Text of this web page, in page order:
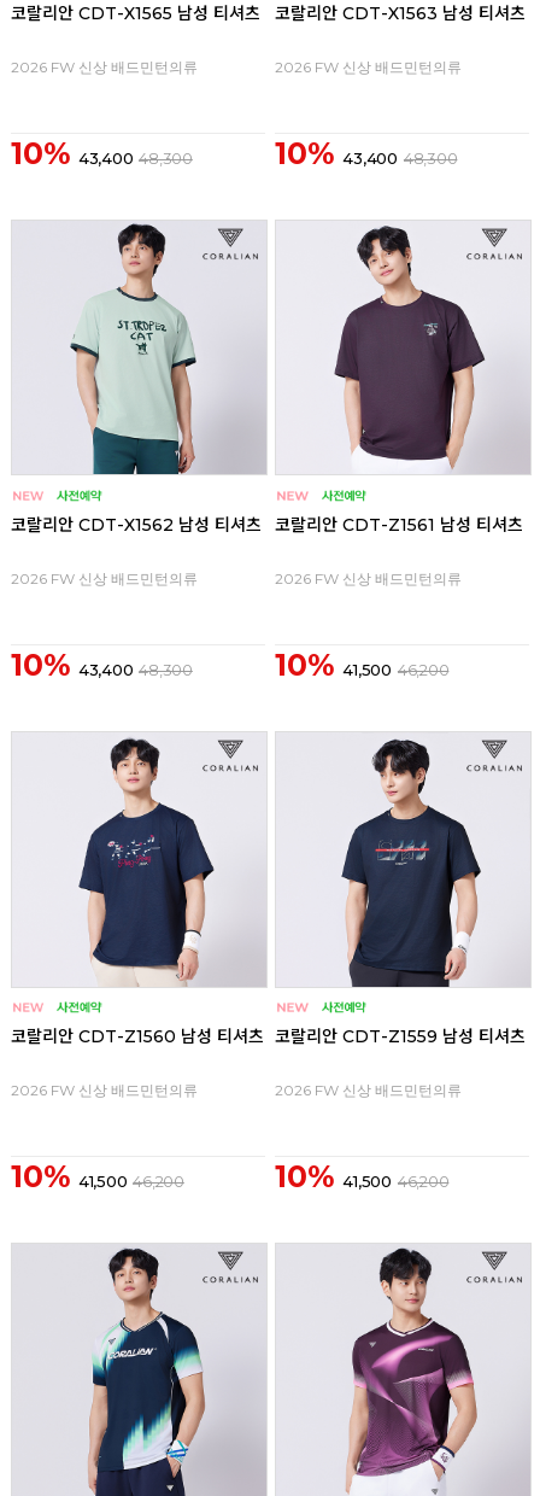
코랄리안 CDT-X1565 남성 티셔츠
2026 FW 신상 배드민턴의류
10% 43,400 48,300
코랄리안 CDT-X1563 남성 티셔츠
2026 FW 신상 배드민턴의류
10% 43,400 48,300
코랄리안 CDT-X1562 남성 티셔츠
2026 FW 신상 배드민턴의류
10% 43,400 48,300
코랄리안 CDT-Z1561 남성 티셔츠
2026 FW 신상 배드민턴의류
10% 41,500 46,200
코랄리안 CDT-Z1560 남성 티셔츠
2026 FW 신상 배드민턴의류
10% 41,500 46,200
코랄리안 CDT-Z1559 남성 티셔츠
2026 FW 신상 배드민턴의류
10% 41,500 46,200